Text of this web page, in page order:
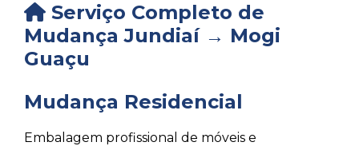
Serviço Completo de
Mudança Jundiaí → Mogi
Guaçu
Mudança Residencial
Embalagem profissional de móveis e